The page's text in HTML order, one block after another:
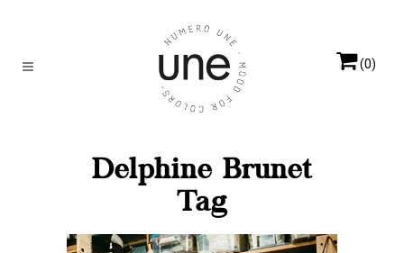
(0)
Delphine Brunet
Tag